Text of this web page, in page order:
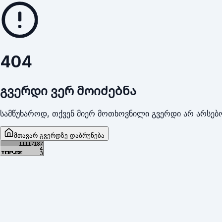
404
გვერდი ვერ მოიძებნა
სამწუხაროდ, თქვენ მიერ მოთხოვნილი გვერდი არ
მთავარ გვერდზე დაბრუნება